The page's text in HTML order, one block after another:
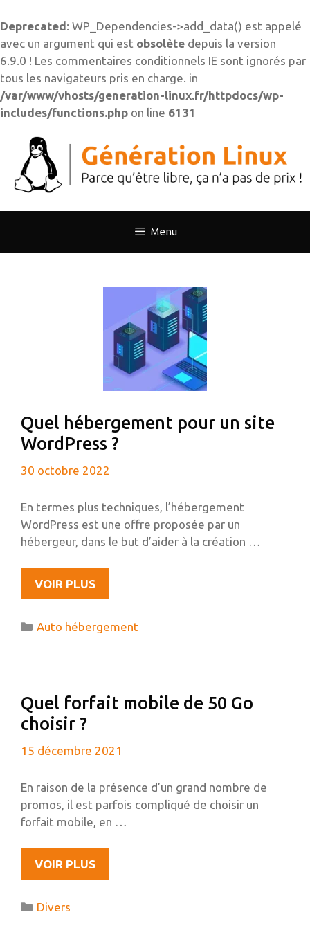
Deprecated: WP_Dependencies->add_data() est appelé
avec un argument qui est obsolète depuis la version
6.9.0 ! Les commentaires conditionnels IE sont ignorés par
tous les navigateurs pris en charge. in
/var/www/vhosts/generation-linux.fr/httpdocs/wp-
includes/functions.php on line 6131
contenu
Menu
Quel hébergement pour un site
WordPress ?
30 octobre 2022
En termes plus techniques, l’hébergement
WordPress est une offre proposée par un
hébergeur, dans le but d’aider à la création …
VOIR PLUSQUEL
HÉBERGEMENT
UN
Catégories
Auto hébergement
Quel forfait mobile de 50 Go
choisir ?
15 décembre 2021
En raison de la présence d’un grand nombre de
promos, il est parfois compliqué de choisir un
forfait mobile, en …
VOIR PLUSQUEL
FORFAIT
Catégories
Divers